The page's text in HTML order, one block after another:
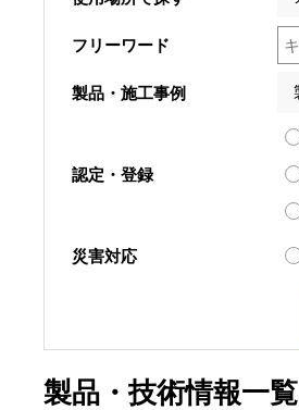
フリーワード
製品・施工事例
認定・登録
災害対応
製品・技術情報一覧